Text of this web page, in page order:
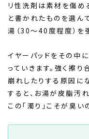
リ性洗剤は素材を傷め
と書かれたものを選ん
湯（30〜40度程度）を
イヤーパッドをその中
っていきます。強く擦
崩れしたりする原因に
すると、お湯が皮脂汚
この「濁り」こそが臭い